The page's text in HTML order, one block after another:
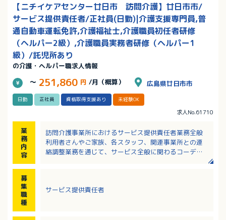
【ニチイケアセンター廿日市 訪問介護】廿日市市/
サービス提供責任者/正社員(日勤)|介護支援専門員,普
通自動車運転免許,介護福祉士,介護職員初任者研修
（ヘルパー2級）,介護職員実務者研修（ヘルパー1
級）/託児所あり
の介護・ヘルパー職求人情報
～ 251,860 円 /月（概算） 広島県廿日市市
日勤 正社員 資格取得支援あり 未経験OK
求人No.61710
業
務
内
容
訪問介護事業所におけるサービス提供責任者業務全般
利用者さんやご家族、各スタッフ、関連事業所との連
絡調整業務を通じて、サービス全般に関わるコーディ
・スタッフの研修、指導
募
集
職
種
サービス提供責任者